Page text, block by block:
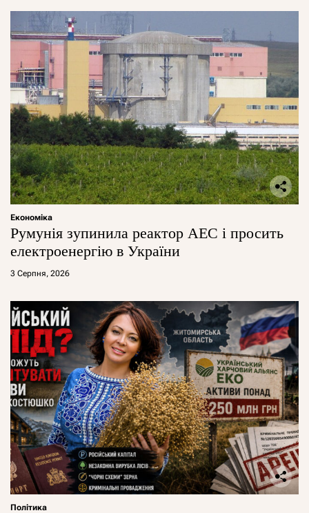
Економіка
Румунія зупинила реактор АЕС і просить
електроенергію в України
3 Серпня, 2026
Політика